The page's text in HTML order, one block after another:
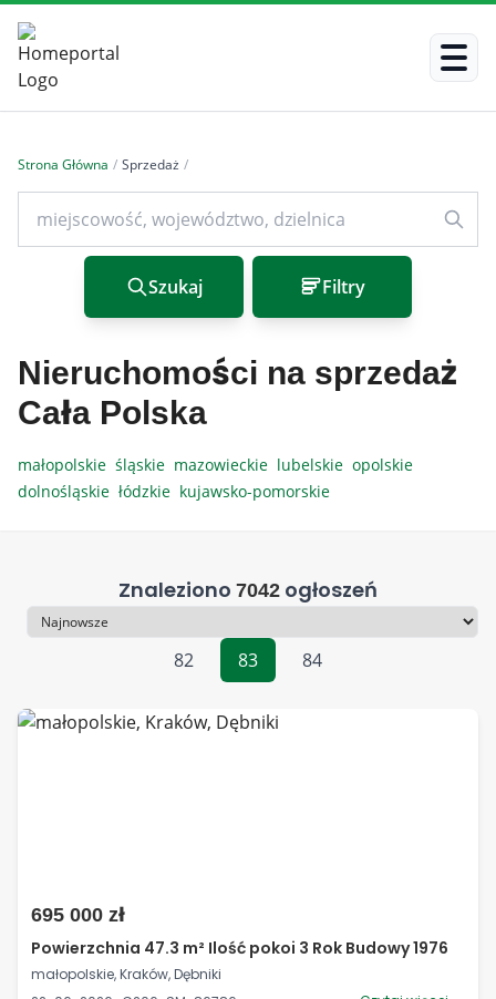
Strona Główna / Sprzedaż /
Szukaj Filtry
Nieruchomości na sprzedaż
Cała Polska
małopolskie śląskie mazowieckie lubelskie opolskie
dolnośląskie łódzkie kujawsko-pomorskie
Znaleziono 7042 ogłoszeń
Sortowanie
82
83 84
695 000 zł
Powierzchnia 47.3 m² Ilość pokoi 3 Rok Budowy 1976
małopolskie, Kraków, Dębniki